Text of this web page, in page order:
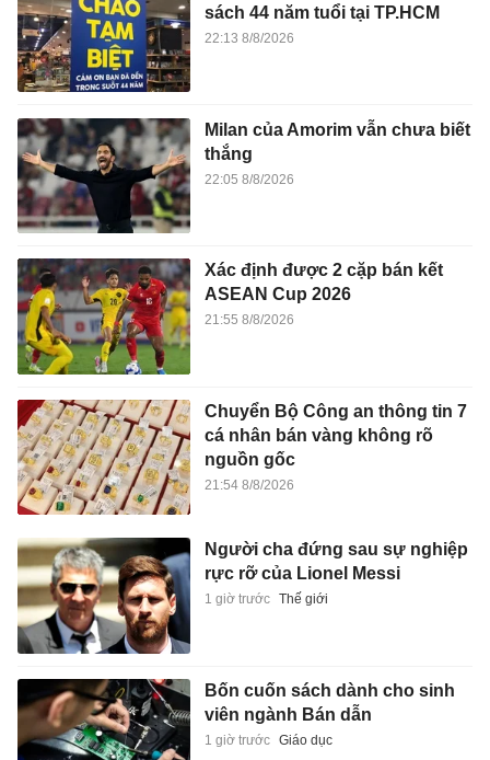
sách 44 năm tuổi tại TP.HCM
22:13 8/8/2026
Milan của Amorim vẫn chưa biết
thắng
22:05 8/8/2026
Xác định được 2 cặp bán kết
ASEAN Cup 2026
21:55 8/8/2026
Chuyển Bộ Công an thông tin 7
cá nhân bán vàng không rõ
nguồn gốc
21:54 8/8/2026
Người cha đứng sau sự nghiệp
rực rỡ của Lionel Messi
1 giờ trước Thế giới
Bốn cuốn sách dành cho sinh
viên ngành Bán dẫn
1 giờ trước Giáo dục